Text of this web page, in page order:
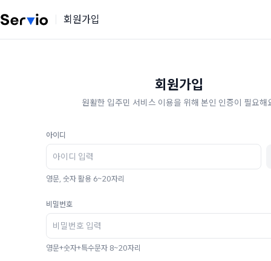
회원가입
회원가입
원활한 입주민 서비스 이용을 위해 본인 인증이 필요해
아이디
영문, 숫자 활용 6~20자리
비밀번호
영문+숫자+특수문자 8~20자리